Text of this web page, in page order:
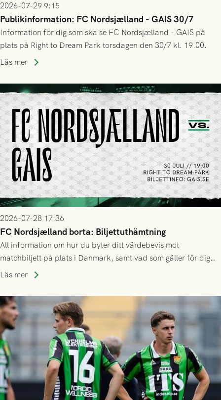
2026-07-29 9:15
Publikinformation: FC Nordsjælland - GAIS 30/7
Information för dig som ska se FC Nordsjælland - GAIS på
plats på Right to Dream Park torsdagen den 30/7 kl. 19.00.
Läs mer
2026-07-28 17:36
FC Nordsjælland borta: Biljettuthämtning
All information om hur du byter ditt värdebevis mot
matchbiljett på plats i Danmark, samt vad som gäller för dig
som står på reservlista eller fått förhinder.
Läs mer